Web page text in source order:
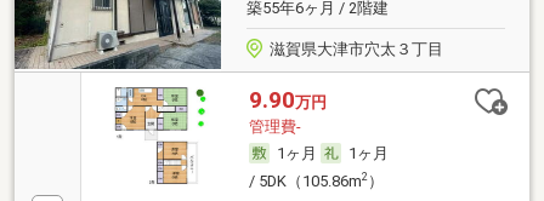
築55年6ヶ月 / 2階建
滋賀県大津市穴太３丁目
9.90万円
管理費-
1ヶ月
1ヶ月
/ 5DK（105.86m2）